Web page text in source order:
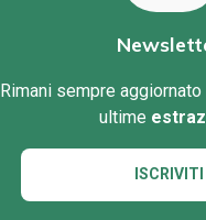
Rimani sempre
ultime
ISCRIVITI